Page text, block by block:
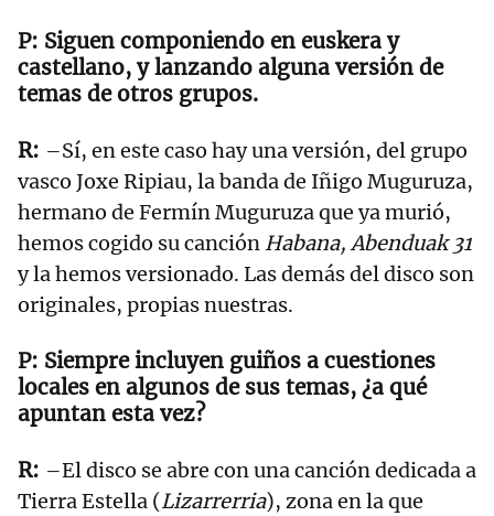
Siguen componiendo en euskera y
castellano, y lanzando alguna versión de
temas de otros grupos.
–Sí, en este caso hay una versión, del grupo
vasco Joxe Ripiau, la banda de Iñigo Muguruza,
hermano de Fermín Muguruza que ya murió,
hemos cogido su canción Habana, Abenduak 31
y la hemos versionado. Las demás del disco son
originales, propias nuestras.
Siempre incluyen guiños a cuestiones
locales en algunos de sus temas, ¿a qué
apuntan esta vez?
–El disco se abre con una canción dedicada a
Tierra Estella (Lizarrerria), zona en la que